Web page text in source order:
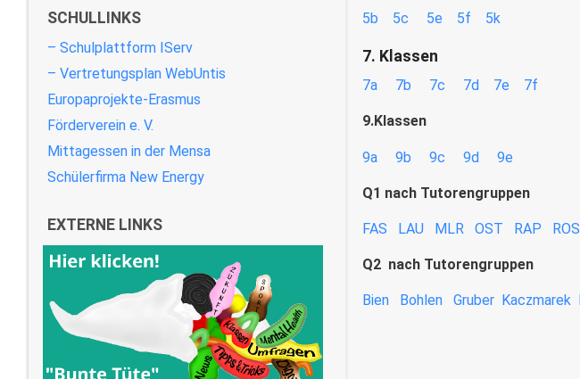
5b 5c 5e 5f 5k
7. Klassen
7a 7b 7c 7d 7e 7f
9.Klassen
9a 9b 9c 9d 9e
Q1 nach Tutorengruppen
FAS LAU MLR OST RAP ROS
Q2 nach Tutorengruppen
Bien Bohlen Gruber Kaczmarek
SCHULLINKS
– Schulplattform IServ
– Vertretungsplan WebUntis
Europaprojekte-Erasmus
Förderverein e. V.
Mittagessen in der Mensa
Schülerfirma New Energy
EXTERNE LINKS